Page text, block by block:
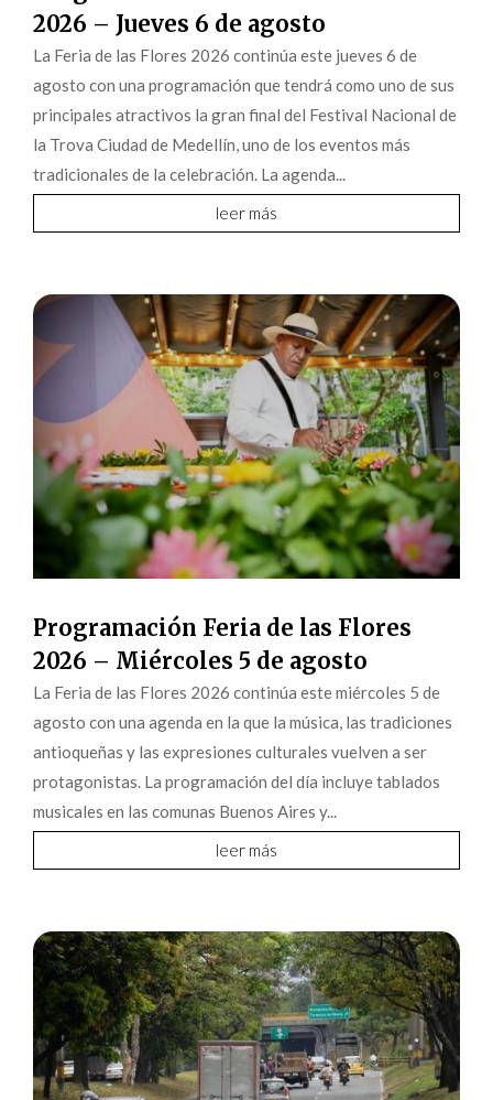
2026 – Jueves 6 de agosto
La Feria de las Flores 2026 continúa este jueves 6 de
agosto con una programación que tendrá como uno de sus
principales atractivos la gran final del Festival Nacional de
la Trova Ciudad de Medellín, uno de los eventos más
tradicionales de la celebración. La agenda...
leer más
Programación Feria de las Flores
2026 – Miércoles 5 de agosto
La Feria de las Flores 2026 continúa este miércoles 5 de
agosto con una agenda en la que la música, las tradiciones
antioqueñas y las expresiones culturales vuelven a ser
protagonistas. La programación del día incluye tablados
musicales en las comunas Buenos Aires y...
leer más